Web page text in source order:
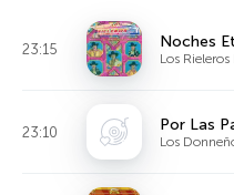
23:15 Noches
Los
23:10 Por Las
Los